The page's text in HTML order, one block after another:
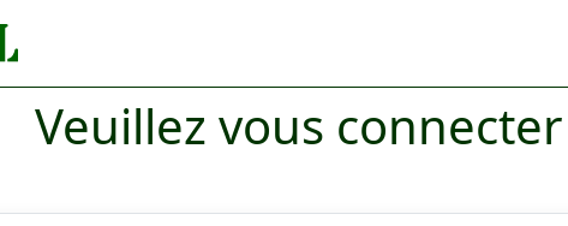
Veuillez vous connecter